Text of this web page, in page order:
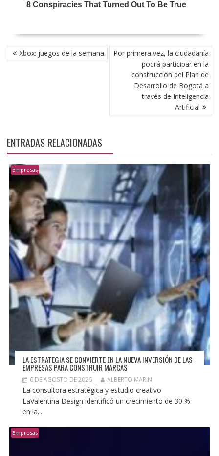
NAVEGACIÓN
DE Xbox: juegos de la semana
Por primera vez, la ciudadanía
podrá participar en la
construcción del Plan de
Desarrollo de Bogotá a
través de Inteligencia
Artificial
ENTRADAS RELACIONADAS
Empresas
LA ESTRATEGIA SE CONVIERTE EN LA NUEVA INVERSIÓN DE LAS
EMPRESAS PARA CONSTRUIR MARCAS
6 DE AGOSTO DE 2026 ALBERTO MARIN
La consultora estratégica y estudio creativo
LaValentina Design identificó un crecimiento de 30 %
en la...
Empresas